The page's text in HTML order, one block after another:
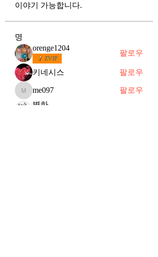
이야기 가능합니다.
명
orenge1204
ZVIP
팔로우
키네시스 팔로우
me097
me097
팔로우
별하